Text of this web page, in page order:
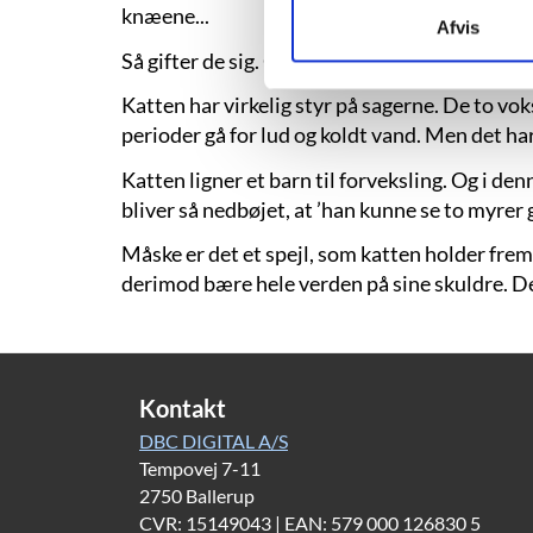
Afvis
knæene...
Så gifter de sig. Ogboede sammen med en sort
Katten har virkelig styr på sagerne. De to
perioder gå for lud og koldt vand. Men det
Katten ligner et barn til forveksling. Og i
bliver så nedbøjet, at ’han kunne se to myrer
Måske er det et spejl, som katten holder
derimod bære hele verden på sine skuldre.
Kontakt
DBC DIGITAL A/S
Tempovej 7-11
2750 Ballerup
CVR: 15149043 | EAN: 579 000 126830 5